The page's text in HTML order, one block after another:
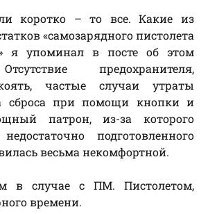
коротко – то все. Какие из
«самозарядного пистолета
я упоминал в посте об этом
предохранителя,
частые случаи утраты
сброса при помощи кнопки и
патрон, из-за которого
подготовленного
весьма некомфортной.
в случае с ПМ. Пистолетом,
времени.